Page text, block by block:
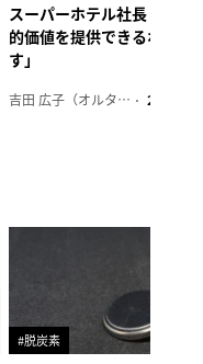
スーパーホテル社長「地域
的価値を提供できるホテル
す」
吉田 広子（オルタナ輪番編集長） 2026年6
#脱炭素